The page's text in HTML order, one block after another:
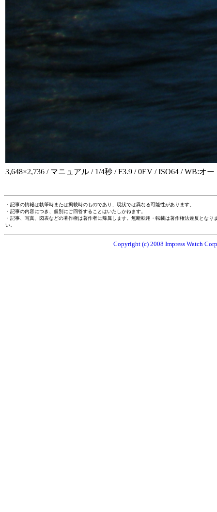
3,648×2,736 / マニュアル / 1/4秒 / F3.9 / 0EV / ISO64 / WB:オ
・記事の情報は執筆時または掲載時のものであり、現状では異なる可能性があります。
・記事の内容につき、個別にご回答することはいたしかねます。
・記事、写真、図表などの著作権は著作者に帰属します。無断転用・転載は著作権法違反とな
い。
Copyright (c) 2008 Impress Watch